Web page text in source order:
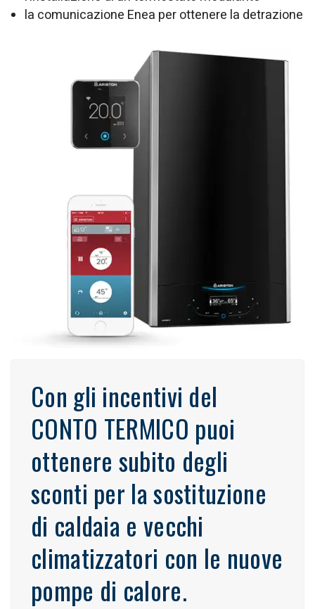
la comunicazione Enea per ottenere la detrazione
Con gli incentivi del
CONTO TERMICO puoi
ottenere subito degli
sconti per la sostituzione
di caldaia e vecchi
climatizzatori con le nuove
pompe di calore.